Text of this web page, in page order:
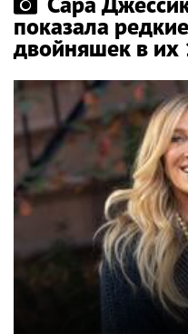
показала
двойняшек в их